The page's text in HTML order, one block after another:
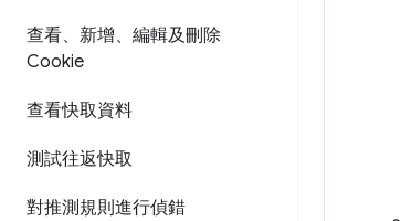
查看、新增、編輯及刪除
Cookie
查看快取資料
測試往返快取
對推測規則進行偵錯